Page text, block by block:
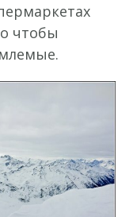
чтобы